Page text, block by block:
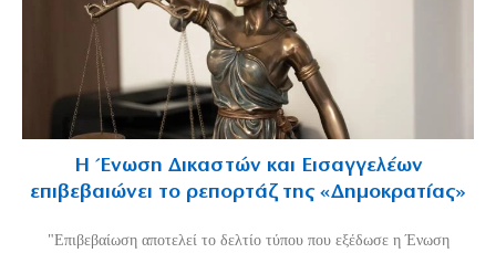
Η Ένωση Δικαστών και Εισαγγελέων
επιβεβαιώνει το ρεπορτάζ της «Δημοκρατίας»
"Επιβεβαίωση αποτελεί το δελτίο τύπου που εξέδωσε η Ένωση